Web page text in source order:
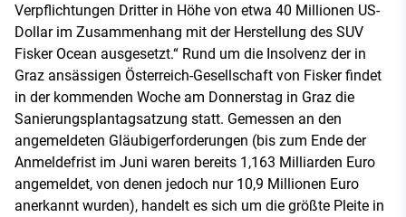
Verpflichtungen Dritter in Höhe von etwa 40 Millionen US-
Dollar im Zusammenhang mit der Herstellung des SUV
Fisker Ocean ausgesetzt.“ Rund um die Insolvenz der in
Graz ansässigen Österreich-Gesellschaft von Fisker findet
in der kommenden Woche am Donnerstag in Graz die
Sanierungsplantagsatzung statt. Gemessen an den
angemeldeten Gläubigerforderungen (bis zum Ende der
Anmeldefrist im Juni waren bereits 1,163 Milliarden Euro
angemeldet, von denen jedoch nur 10,9 Millionen Euro
anerkannt wurden), handelt es sich um die größte Pleite in